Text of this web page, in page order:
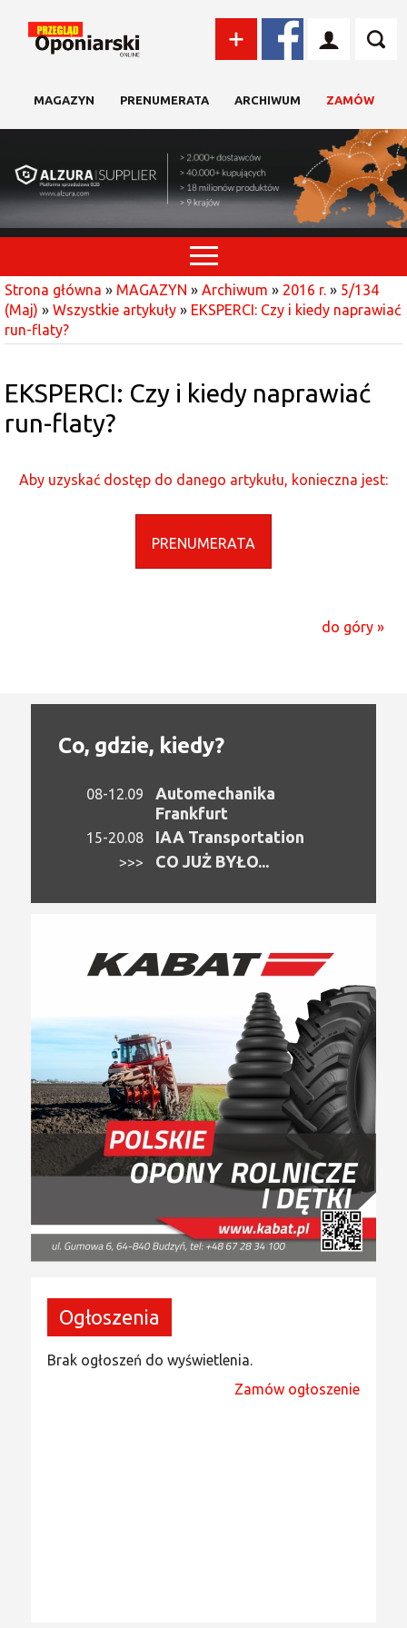
MAGAZYN PRENUMERATA ARCHIWUM ZAMÓW
Strona główna » MAGAZYN » Archiwum » 2016 r. » 5/134
(Maj) » Wszystkie artykuły » EKSPERCI: Czy i kiedy naprawiać
run-flaty?
EKSPERCI: Czy i kiedy naprawiać
run-flaty?
Aby uzyskać dostęp do danego artykułu, konieczna jest:
PRENUMERATA
do góry »
Co, gdzie, kiedy?
08-12.09
Automechanika
Frankfurt
15-20.08 IAA Transportation
>>> CO JUŻ BYŁO...
Ogłoszenia
Brak ogłoszeń do wyświetlenia.
Zamów ogłoszenie